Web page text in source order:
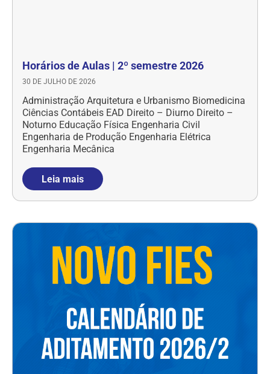
Horários de Aulas | 2º semestre 2026
30 DE JULHO DE 2026
Administração Arquitetura e Urbanismo Biomedicina
Ciências Contábeis EAD Direito – Diurno Direito –
Noturno Educação Física Engenharia Civil
Engenharia de Produção Engenharia Elétrica
Engenharia Mecânica
Leia mais